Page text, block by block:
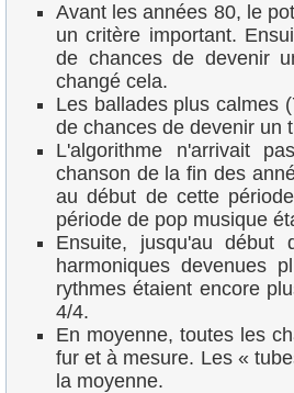
Avant les années 80, le
un critère important.
de chances de devenir
changé cela.
Les ballades plus calmes
de chances de devenir un
L'algorithme n'arrivait
chanson de la fin des
au début de cette
période de pop musique
Ensuite, jusqu'au
harmoniques devenues
rythmes étaient encore
4/4.
En moyenne, toutes les
fur et à mesure. Les «
la moyenne.